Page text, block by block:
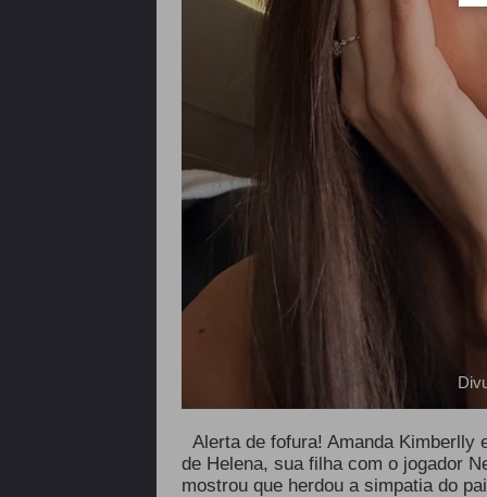
Alerta de fofura! Amanda Kimberlly
de Helena, sua filha com o jogador
mostrou que herdou a simpatia do